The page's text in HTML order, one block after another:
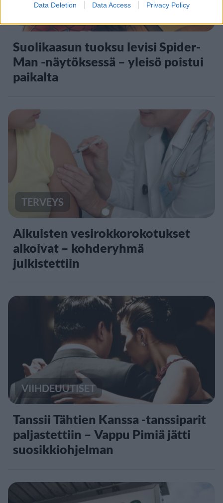
Data Deletion Data Access Privacy Policy
Suolikaasun tuoksu levisi Spider-
Man -näytöksessä – yleisö poistui
paikalta
TERVEYS
Aikuisten vesirokkorokotukset
alkoivat – kohderyhmä
julkistettiin
VIIHDEUUTISET
Tanssii Tähtien Kanssa -tanssiparit
paljastettiin – Vappu Pimiä jätti
suosikkiohjelman